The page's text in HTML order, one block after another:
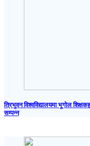
त्रिभुवन विश्वविद्यालयमा भूगोल
सम्पन्न